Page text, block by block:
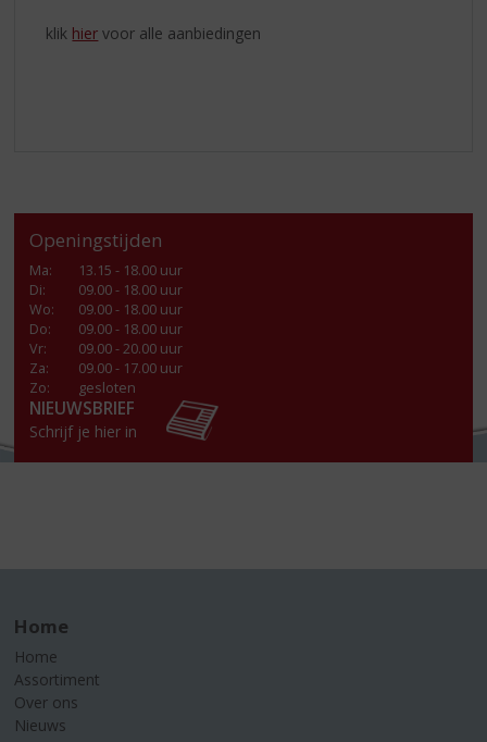
klik hier voor alle aanbiedingen
Openingstijden
Ma:
13.15 - 18.00 uur
Di:
09.00 - 18.00 uur
Wo:
09.00 - 18.00 uur
Do:
09.00 - 18.00 uur
Vr:
09.00 - 20.00 uur
Za:
09.00 - 17.00 uur
Zo:
gesloten
NIEUWSBRIEF
Schrijf je hier in
Home
Home
Assortiment
Over ons
Nieuws